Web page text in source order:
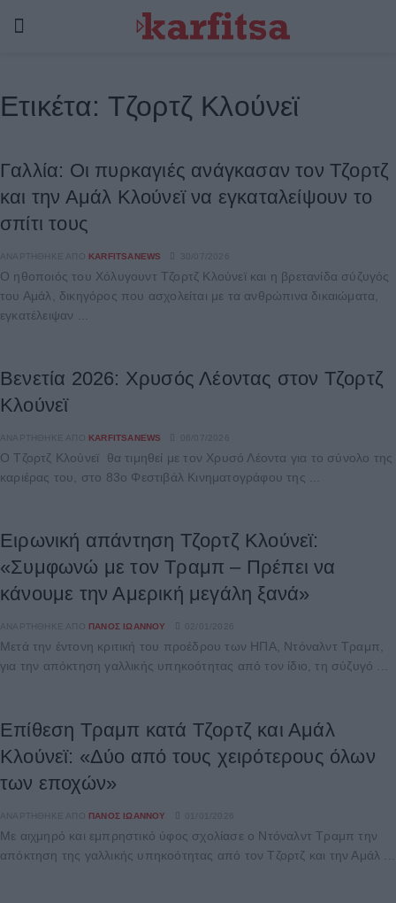
Ετικέτα: Τζορτζ Κλούνεϊ
Γαλλία: Οι πυρκαγιές ανάγκασαν τον Τζορτζ
και την Αμάλ Κλούνεϊ να εγκαταλείψουν το
σπίτι τους
ΑΝΑΡΤΉΘΗΚΕ ΑΠΌ KARFITSANEWS
Ο ηθοποιός του Χόλυγουντ Τζορτζ Κλούνεϊ και η βρετανίδα σύζυγός
του Αμάλ, δικηγόρος που ασχολείται με τα ανθρώπινα δικαιώματα,
εγκατέλειψαν ...
Βενετία 2026: Χρυσός Λέοντας στον Τζορτζ
Κλούνεϊ
ΑΝΑΡΤΉΘΗΚΕ ΑΠΌ KARFITSANEWS
Ο Τζορτζ Κλούνεϊ θα τιμηθεί με τον Χρυσό Λέοντα για το σύνολο της
καριέρας του, στο 83ο Φεστιβάλ Κινηματογράφου της ...
Ειρωνική απάντηση Τζορτζ Κλούνεϊ:
«Συμφωνώ με τον Τραμπ – Πρέπει να
κάνουμε την Αμερική μεγάλη ξανά»
ΑΝΑΡΤΉΘΗΚΕ ΑΠΌ ΠΆΝΟΣ ΙΩΆΝΝΟΥ
Μετά την έντονη κριτική του προέδρου των ΗΠΑ, Ντόναλντ Τραμπ,
για την απόκτηση γαλλικής υπηκοότητας από τον ίδιο, τη σύζυγό ...
Επίθεση Τραμπ κατά Τζορτζ και Αμάλ
Κλούνεϊ: «Δύο από τους χειρότερους όλων
των εποχών»
ΑΝΑΡΤΉΘΗΚΕ ΑΠΌ ΠΆΝΟΣ ΙΩΆΝΝΟΥ
Με αιχμηρό και εμπρηστικό ύφος σχολίασε ο Ντόναλντ Τραμπ την
απόκτηση της γαλλικής υπηκοότητας από τον Τζορτζ και την Αμάλ ...